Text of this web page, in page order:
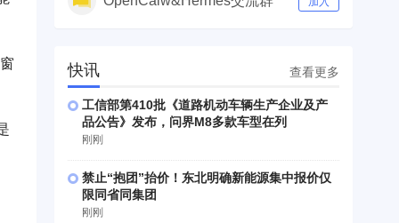
快讯 查看更多
工信部第410批《道路机动车辆生产企业及产
品公告》发布，问界M8多款车型在列
刚刚
禁止“抱团”抬价！东北明确新能源集中报价仅
限同省同集团
刚刚